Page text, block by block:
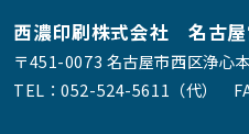
西濃印刷株式会社 名古屋
〒451-0073 名古屋市西区浄心
TEL：052-524-5611（代）